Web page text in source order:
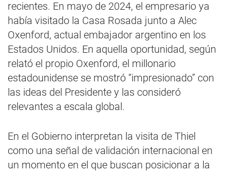
recientes. En mayo de 2024, el empresario ya
había visitado la Casa Rosada junto a Alec
Oxenford, actual embajador argentino en los
Estados Unidos. En aquella oportunidad, según
relató el propio Oxenford, el millonario
estadounidense se mostró “impresionado” con
las ideas del Presidente y las consideró
relevantes a escala global.
En el Gobierno interpretan la visita de Thiel
como una señal de validación internacional en
un momento en el que buscan posicionar a la